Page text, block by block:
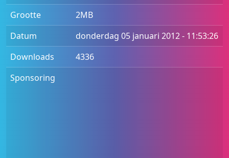
Grootte
2MB
Datum
donderdag 05 januari 2012 - 11:53:26
Downloads
4336
Sponsoring